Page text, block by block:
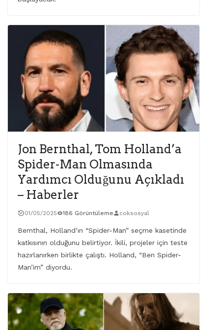
Jon Bernthal, Tom Holland’a
Spider-Man Olmasında
Yardımcı Olduğunu Açıkladı
– Haberler
01/05/2025 186 Görüntüleme coksosyal
Bernthal, Holland’ın “Spider-Man” seçme kasetinde
katkısının olduğunu belirtiyor. İkili, projeler için teste
hazırlanırken birlikte çalıştı. Holland, “Ben Spider-
Man’im” diyordu.